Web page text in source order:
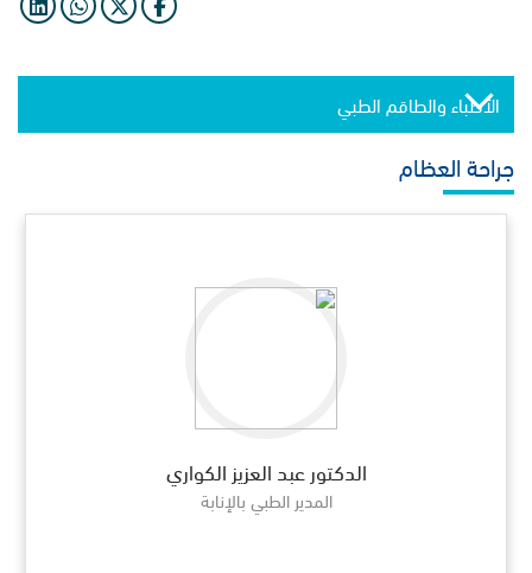
الأطباء والطاقم الطبي
جراحة العظام
الدكتور عبد العزيز الكواري
المدير الطبي بالإنابة